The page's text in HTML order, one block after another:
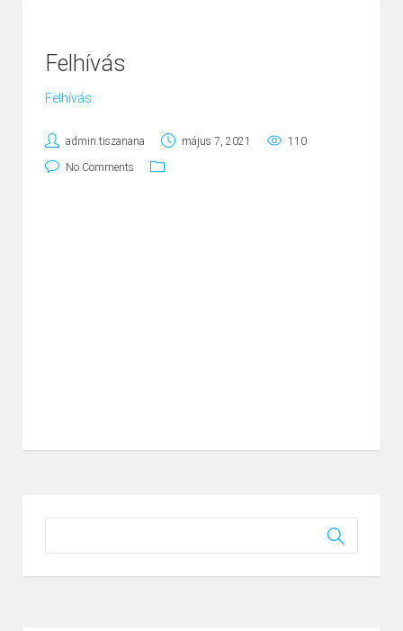
Felhívás
Felhívás
admin.tiszanana május 7, 2021 110
No Comments